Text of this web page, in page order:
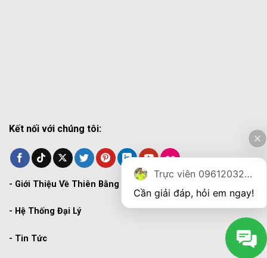
Kết nối với chúng tôi:
- Giới Thiệu Về Thiên Bằng
- Hệ Thống Đại Lý
- Tin Tức
Trực viên 0961203270
Cần giải đáp, hỏi em ngay!